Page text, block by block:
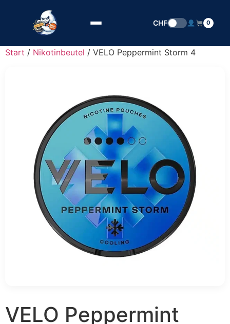
CHF 0
Start / Nikotinbeutel / VELO Peppermint Storm 4
VELO Peppermint